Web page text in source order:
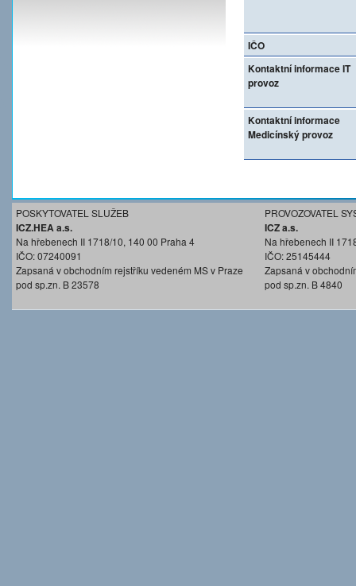
IČO
Kontaktní informace IT
provoz
Kontaktní informace
Medicínský provoz
POSKYTOVATEL SLUŽEB
ICZ.HEA a.s.
Na hřebenech II 1718/10, 140 00 Praha 4
IČO: 07240091
Zapsaná v obchodním rejstříku vedeném MS v Praze
pod sp.zn. B 23578
PROVOZOVATEL
ICZ a.s.
Na hřebenech II
IČO: 25145444
Zapsaná v
pod sp.zn. B 4840